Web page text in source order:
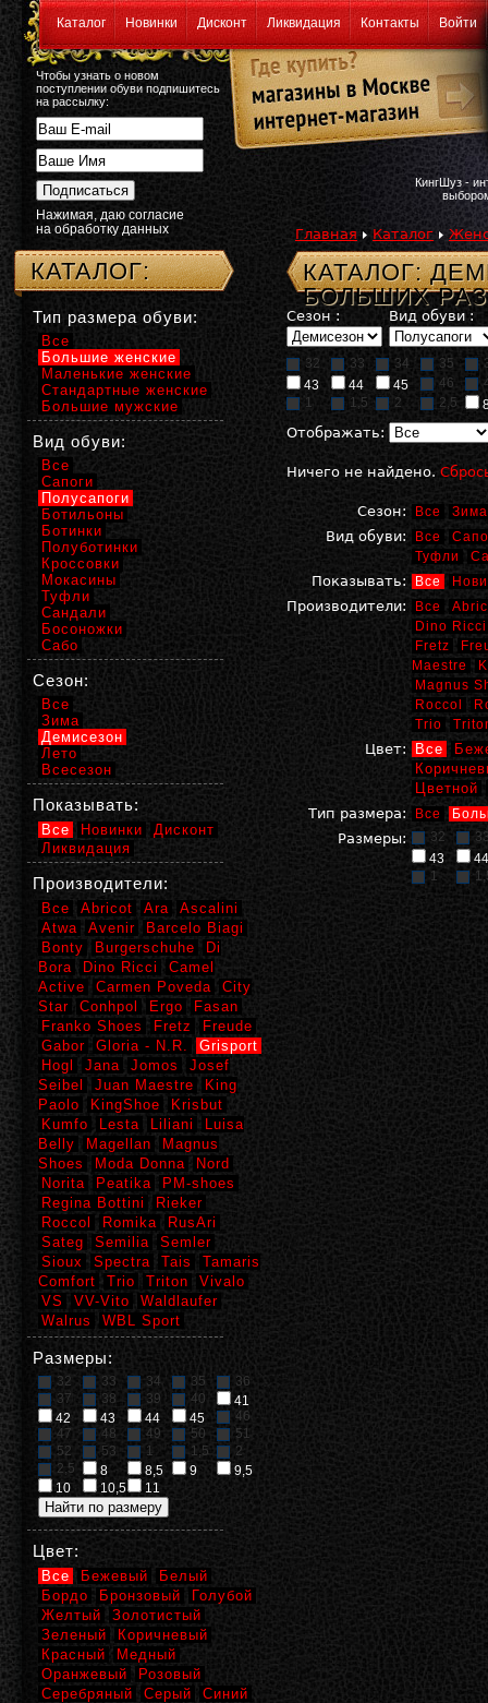
Каталог Новинки Дисконт Ликвидация Контакты Войти
Чтобы узнать о новом
поступлении обуви подпишитесь
на рассылку:
Нажимая, даю согласие
на обработку данных
КингШуз -
Главная Каталог
КАТАЛОГ:
БОЛЬШИХ
Сезон : Вид обуви :
32 33 34 35
43
44 45 46
1
1,5 2 2,5
Отображать:
Ничего не найдено.
Сезон: Все Зима
Вид обуви: Все
Туфли
Показывать: Все
Производители: Все
Dino Ricci
Fretz
Maestre
Magnus
Roccol
Trio
Цвет: Все
Цветной
Тип размера:
Все
Размеры: 32
43
44
1
КАТАЛОГ:
Тип размера обуви:
Все
Большие женские
Маленькие женские
Стандартные женские
Большие мужские
Вид обуви:
Все
Сапоги
Полусапоги
Ботильоны
Ботинки
Полуботинки
Кроссовки
Мокасины
Туфли
Сандали
Босоножки
Сабо
Сезон:
Все
Зима
Демисезон
Лето
Всесезон
Показывать:
Все Новинки
Дисконт
Ликвидация
Производители:
Все Abricot Ara
Ascalini
Atwa
Avenir
Barcelo Biagi
Bonty
Burgerschuhe
Di
Bora
Dino Ricci
Camel
Active
Carmen Poveda
City
Star
Conhpol Ergo
Fasan
Franko Shoes
Fretz
Freude
Gabor
Gloria - N.R.
Grisport
Hogl
Jana Jomos
Josef
Seibel
Juan Maestre
King
Paolo
KingShoe
Krisbut
Kumfo
Lesta Liliani
Luisa
Belly
Magellan
Magnus
Shoes
Moda Donna
Nord
Norita
Peatika
PM-shoes
Regina Bottini
Rieker
Roccol
Romika
RusAri
Sateg
Semilia
Semler
Sioux
Spectra Tais
Tamaris
Comfort
Trio Triton
Vivalo
VS
VV-Vito
Waldlaufer
Walrus
WBL Sport
Размеры:
32 33 34 35
36
37
38 39 40
41
42
43 44 45
46
47
48 49 50
51
52
53 1 1,5
2
2,5
8 8,5 9
9,5
10
10,5 11
Цвет:
Все Бежевый
Белый
Бордо
Бронзовый
Голубой
Желтый
Золотистый
Зеленый
Коричневый
Красный
Медный
Оранжевый
Розовый
Серебряный
Серый
Синий